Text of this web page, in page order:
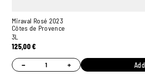
Miraval Rosé 2023
Côtes de Provence
3L
125,00€
− + Add